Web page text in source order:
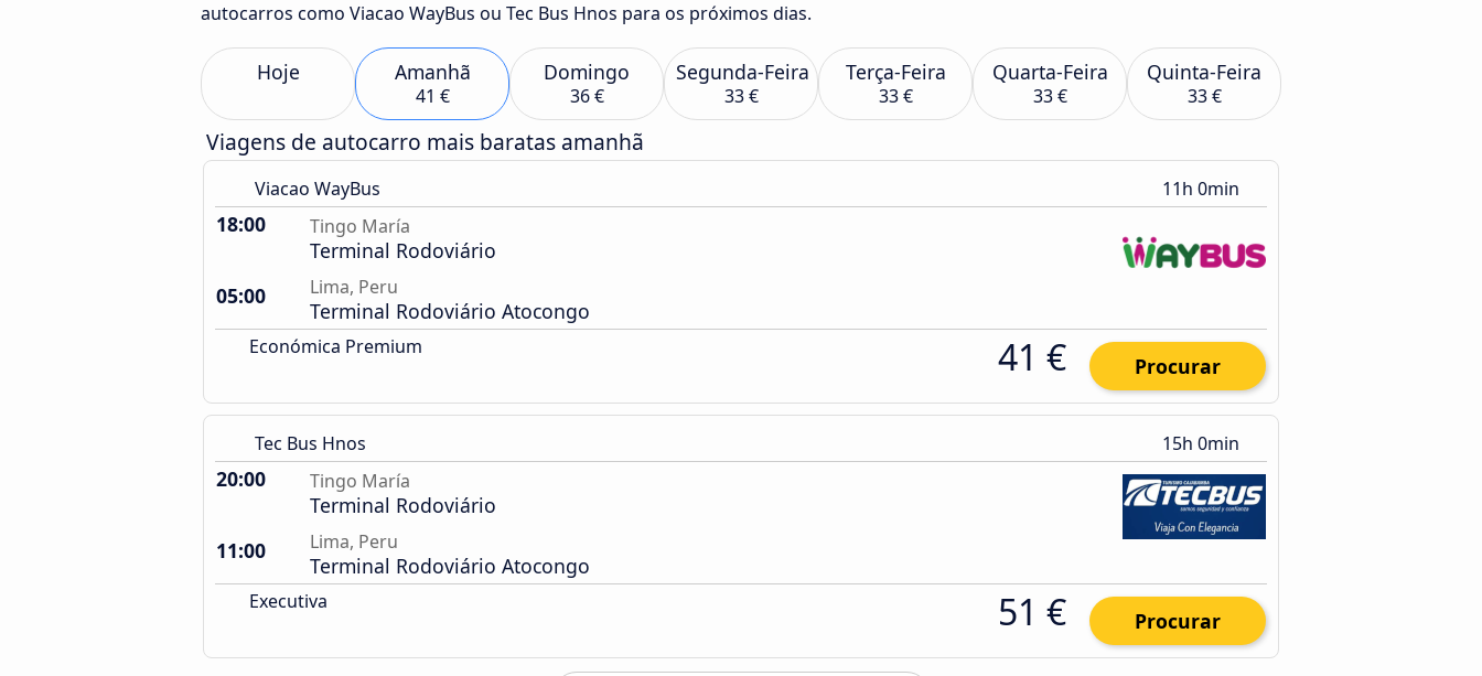
autocarros como Viacao WayBus ou Tec Bus Hnos para os próximos dias.
Hoje Amanhã
41 €
Domingo
36 €
Segunda-Feira
33 €
Terça-Feira
33 €
Quarta-Feira
33 €
Quinta-Feira
33 €
Viagens de autocarro mais baratas amanhã
Viacao WayBus 11h 0min
18:00 Tingo María
Terminal Rodoviário
05:00
Lima, Peru
Terminal Rodoviário Atocongo
Económica Premium 41 € Procurar
Tec Bus Hnos 15h 0min
20:00 Tingo María
Terminal Rodoviário
11:00
Lima, Peru
Terminal Rodoviário Atocongo
Executiva 51 € Procurar